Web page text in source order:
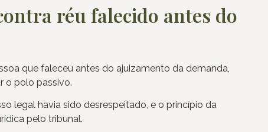
réu falecido antes do
que faleceu antes do ajuizamento da demanda,
o polo passivo.
legal havia sido desrespeitado, e o princípio da
pelo tribunal.